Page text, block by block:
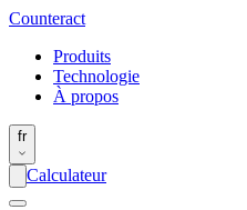
Counteract
Produits
Technologie
À propos
fr
Calculateur